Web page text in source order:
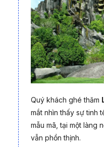
danh là “đường lên tiên
giữa mây trời như một biểu
Nam, bên cạnh đó là Làng
Park sôi động, khí hậu
trời Âu sẽ mang lại cho
Quý khách ghé thăm
mắt nhìn thấy sự tinh
mẫu mã, tại một làng
vẫn phồn thịnh.